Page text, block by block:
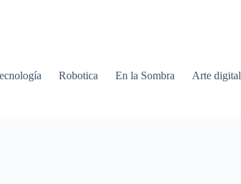
Robotica En la Sombra Arte digital